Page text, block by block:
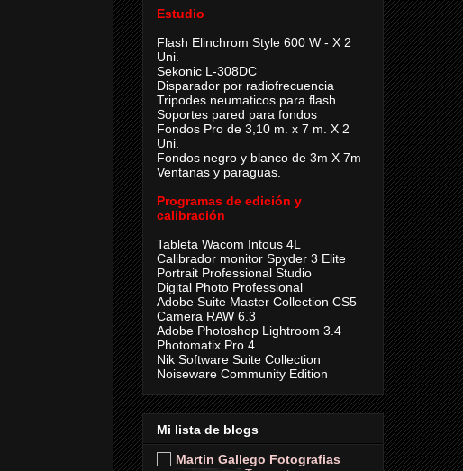
Estudio
Flash Elinchrom Style 600 W - X 2
Uni.
Sekonic L-308DC
Disparador por radiofrecuencia
Tripodes neumaticos para flash
Soportes pared para fondos
Fondos Pro de 3,10 m. x 7 m. X 2
Uni.
Fondos negro y blanco de 3m X 7m
Ventanas y paraguas.
Programas de edición y
calibración
Tableta Wacom Intous 4L
Calibrador monitor Spyder 3 Elite
Portrait Professional Studio
Digital Photo Professional
Adobe Suite Master Collection CS5
Camera RAW 6.3
Adobe Photoshop Lightroom 3.4
Photomatix Pro 4
Nik Software Suite Collection
Noiseware Community Edition
Mi lista de blogs
Martin Gallego Fotografias